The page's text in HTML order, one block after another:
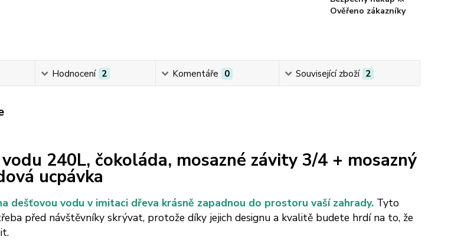
Ověřeno zákazníky
Hodnocení 2 Komentáře 0 Související zboží 2
240L, čokoláda, mosazné závity 3/4 + mosazný
ucpávka
dešťovou vodu v imitaci dřeva krásně zapadnou do prostoru vaší zahrady. Tyto
před návštěvníky skrývat, protože díky jejich designu a kvalitě budete hrdí na to, že